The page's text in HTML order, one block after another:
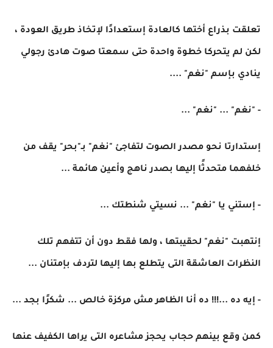
تعلقت بذراع أختها كالعادة إستعدادًا لإتخاذ طريق العودة ،
لكن لم يتحركا خطوة واحدة حتى سمعتا صوت هادئ رجولي
ينادي بإسم "نغم" ....
- "نغم" ... "نغم" ...
إستدارتا نحو مصدر الصوت لتفاجئ "نغم" بـ"بحر" يقف من
خلفهما متحدثًا إليها بصدر ناهج وأعين هائمة ...
- إستني يا "نغم" ... نسيتي شنطتك ...
إنتهبت "نغم" لحقيبتها ، ولها فقط دون أن تتفهم تلك
النظرات العاشقة التى يتطلع بها إليها لتردف بإمتنان ...
- إيه ده ...!!! ده أنا الظاهر مش مركزة خالص ... شكرًا بجد ...
كمن وقع بينهم حجاب يحجز مشاعره التى يراها الكفيف عنها